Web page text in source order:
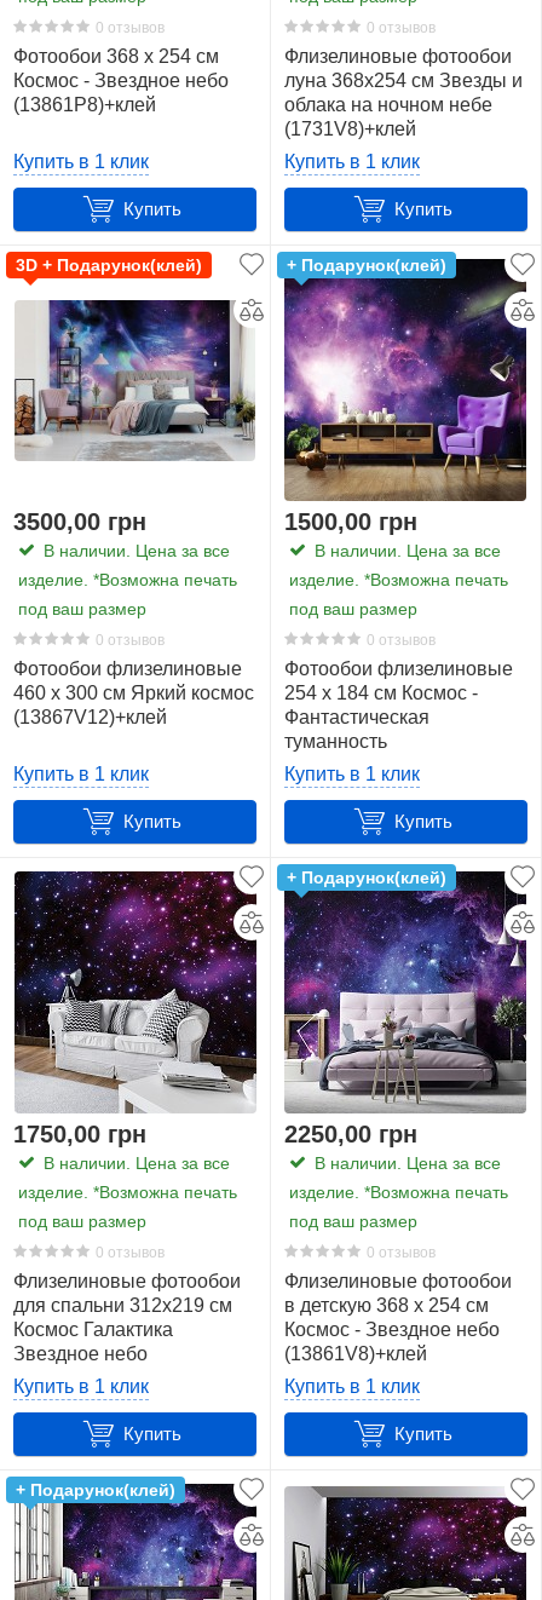
Фотообои Космос - Фантастическая туманность (13866)
(6,8
368
x
см.
(9,3
м2)
x
(10,6
м2)
29
416
x
290
см.
(12,1
x
318
см.
(16,5
0 отзывов
Фотообои 368 x 254 см
Космос - Звездное небо
(13861P8)+клей
Купить в 1 клик
Купить
0 отзывов
Флизелиновые фотообои
луна 368x254 см Звезды и
облака на ночном небе
(1731V8)+клей
Купить в 1 клик
Купить
3D + Подарунок(клей)
3500,00 грн
В наличии. Цена за все
изделие. *Возможна печать
под ваш размер
0 отзывов
Фотообои флизелиновые
460 x 300 см Яркий космос
(13867V12)+клей
Купить в 1 клик
Купить
+ Подарунок(клей)
1500,00 грн
В наличии. Цена за все
изделие. *Возможна печать
под ваш размер
0 отзывов
Фотообои флизелиновые
254 x 184 см Космос -
Фантастическая
туманность
(13866V4)+клей
Купить в 1 клик
Купить
1750,00 грн
В наличии. Цена за все
изделие. *Возможна печать
под ваш размер
0 отзывов
Флизелиновые фотообои
для спальни 312x219 см
Космос Галактика
Звездное небо
(177VEXXL)+клей
Купить в 1 клик
Купить
+ Подарунок(клей)
2250,00 грн
В наличии. Цена за все
изделие. *Возможна печать
под ваш размер
0 отзывов
Флизелиновые фотообои
в детскую 368 x 254 см
Космос - Звездное небо
(13861V8)+клей
Купить в 1 клик
Купить
+ Подарунок(клей)